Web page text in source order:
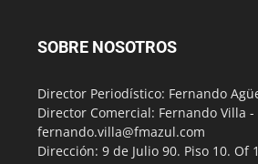
SOBRE NOSOTROS
Director Periodístico: Fernando
Director Comercial: Fernando Villa -
fernando.villa@fmazul.com
Dirección: 9 de Julio 90. Piso 10. Of